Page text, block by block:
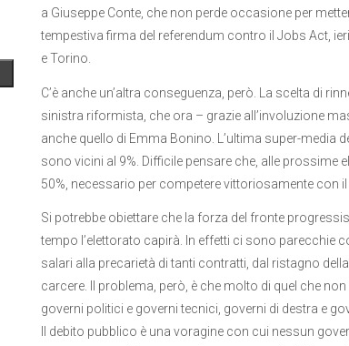
a Giuseppe Conte, che non perde occasione per
tempestiva firma del referendum contro il Jobs Act,
e Torino.
C’è anche un’altra conseguenza, però. La scelta di
sinistra riformista, che ora – grazie all’involuzione
anche quello di Emma Bonino. L’ultima super-media
sono vicini al 9%. Difficile pensare che, alle prossime
50%, necessario per competere vittoriosamente con il
Si potrebbe obiettare che la forza del fronte
tempo l’elettorato capirà. In effetti ci sono parecchie
salari alla precarietà di tanti contratti, dal ristagno
carcere. Il problema, però, è che molto di quel che
governi politici e governi tecnici, governi di destra e
Il debito pubblico è una voragine con cui nessun